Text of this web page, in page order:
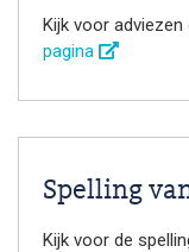
Kijk voor
pagina
Spelling
Kijk voor de